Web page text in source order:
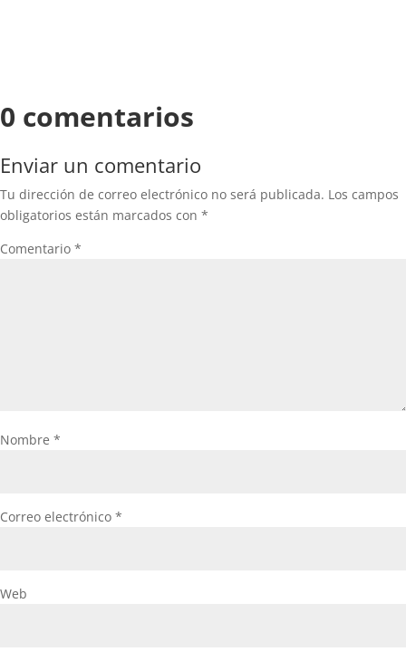
0 comentarios
Enviar un comentario
Tu dirección de correo electrónico no será publicada. Los campos
obligatorios están marcados con *
Comentario *
Nombre *
Correo electrónico *
Web